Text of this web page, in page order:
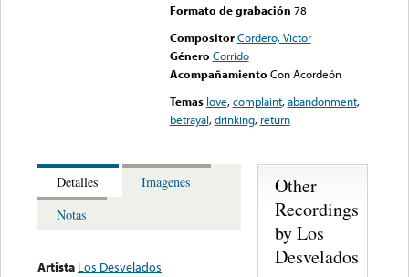
Formato de grabación 78
Compositor Cordero, Victor
Género Corrido
Acompañamiento Con Acordeón
Temas love,complaint,abandonment,
betrayal,drinking, return
Detalles
Imagenes
Notas
Artista Los Desvelados
Other
Recordings
by Los
Desvelados